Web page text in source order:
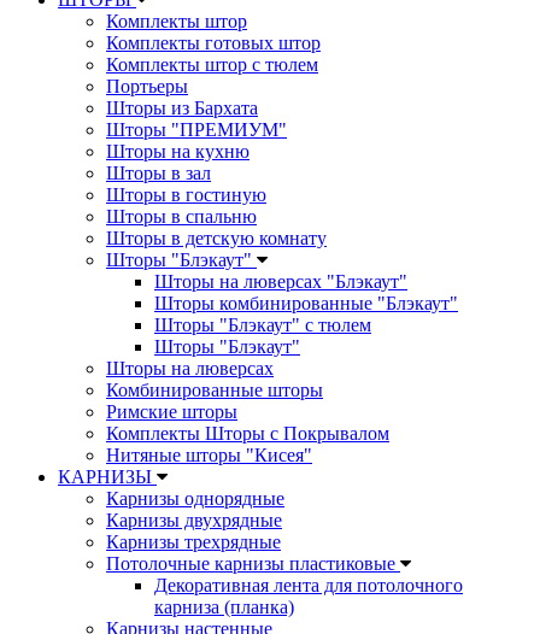
Комплекты штор
Комплекты готовых штор
Комплекты штор с тюлем
Портьеры
Шторы из Бархата
Шторы "ПРЕМИУМ"
Шторы на кухню
Шторы в зал
Шторы в гостиную
Шторы в спальню
Шторы в детскую комнату
Шторы "Блэкаут"
Шторы на люверсах "Блэкаут"
Шторы комбинированные "Блэкаут"
Шторы "Блэкаут" с тюлем
Шторы "Блэкаут"
Шторы на люверсах
Комбинированные шторы
Римские шторы
Комплекты Шторы c Покрывалом
Нитяные шторы "Кисея"
КАРНИЗЫ
Карнизы однорядные
Карнизы двухрядные
Карнизы трехрядные
Потолочные карнизы пластиковые
Декоративная лента для потолочного
карниза (планка)
Карнизы настенные